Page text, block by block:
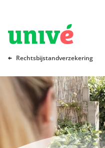
Naar hoofdinhoud
Naar hoofdnavigatie
Rechtsbijstandverzekering